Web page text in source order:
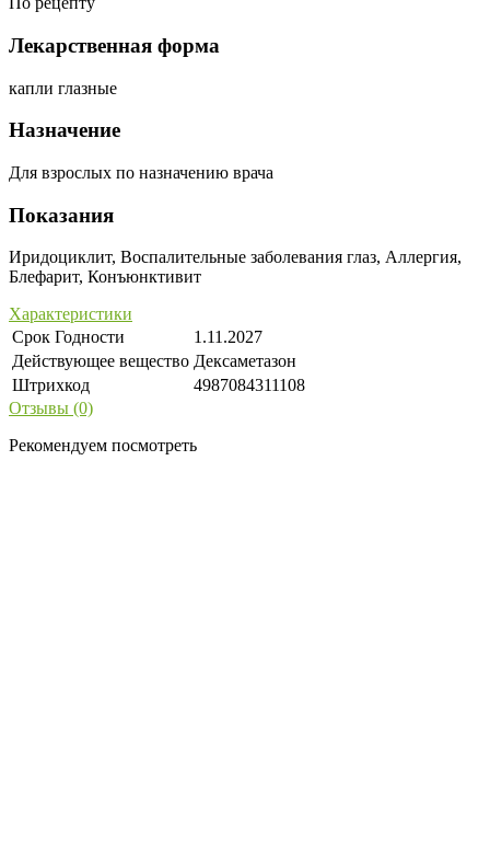
Лекарственная форма
капли глазные
Назначение
Для взрослых по назначению врача
Показания
Иридоциклит, Воспалительные заболевания глаз, Аллергия,
Блефарит, Конъюнктивит
Характеристики
Срок Годности
1.11.2027
Действующее вещество Дексаметазон
Штрихкод
4987084311108
Отзывы (0)
Рекомендуем посмотреть